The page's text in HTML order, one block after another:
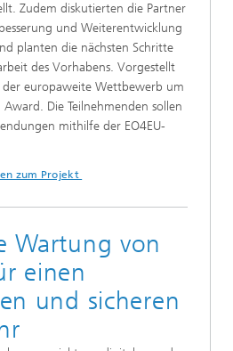
Zudem diskutierten die Partner
und Weiterentwicklung
planten die nächsten Schritte
des Vorhabens. Vorgestellt
europaweite Wettbewerb um
Die Teilnehmenden sollen
mithilfe der EO4EU-
zum Projekt
Wartung von
einen
und sicheren